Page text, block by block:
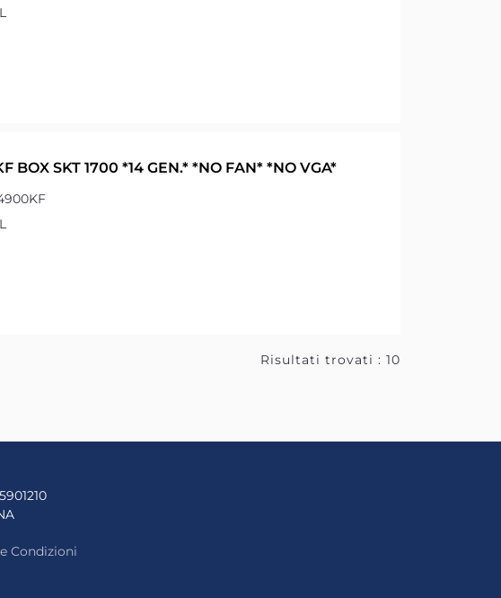
BOX SKT 1700 *14 GEN.* *NO FAN* *NO VGA*
Risultati trovati : 10
Condizioni